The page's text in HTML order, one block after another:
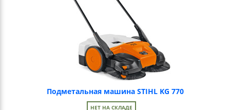
Подметальная машина STIHL KG 770
НЕТ НА СКЛАДЕ